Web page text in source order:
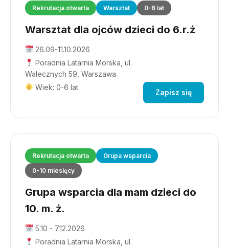
Rekrutacja otwarta Warsztat 0-6 lat
Warsztat dla ojców dzieci do 6.r.ż
26.09-11.10.2026
Poradnia Latarnia Morska, ul.
Walecznych 59, Warszawa
Wiek: 0-6 lat
Zapisz się
Rekrutacja otwarta
Grupa wsparcia
0-10 miesięcy
Grupa wsparcia dla mam dzieci do
10. m. ż.
5.10 - 7.12.2026
Poradnia Latarnia Morska, ul.